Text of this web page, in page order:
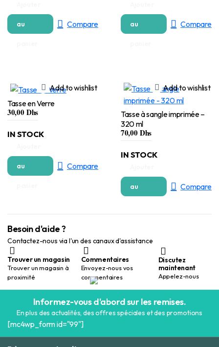
au Compare au Compare
Add to wishlist
Tasse en Verre
30,00Dhs
IN STOCK
au Compare
Add to wishlist
Tasse à sangle imprimée –
320 ml
70,00Dhs
IN STOCK
au Compare
Besoin d'aide ?
Contactez-nous via l'un des canaux d'assistance
Trouver un magasin
Trouver un magasin à
proximité
Commentaires
Envoyez-nous vos
commentaires
Discutez
maintenant
Appelez-nous
Informez-vous d'abord sur les remises.
En plus des actualités, des offres spéciales et des promotions
[mc4wp_form id="99"]